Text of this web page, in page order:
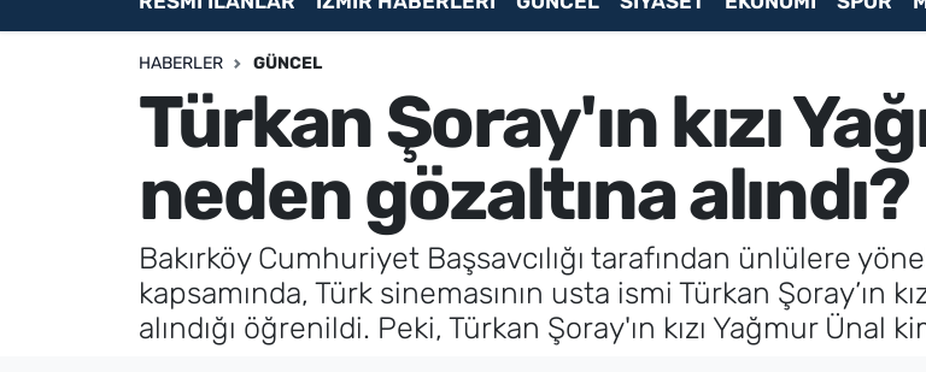
HABERLER GÜNCEL
Türkan Şoray'ın kızı
neden gözaltına alındı?
Bakırköy Cumhuriyet Başsavcılığı tarafından ünlülere
kapsamında, Türk sinemasının usta ismi Türkan Şoray’ın
alındığı öğrenildi. Peki, Türkan Şoray'ın kızı Yağmur Ünal